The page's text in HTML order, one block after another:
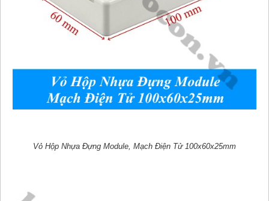
Vỏ Hộp Nhựa Đựng Module, Mạch Điện Tử 100x60x25mm